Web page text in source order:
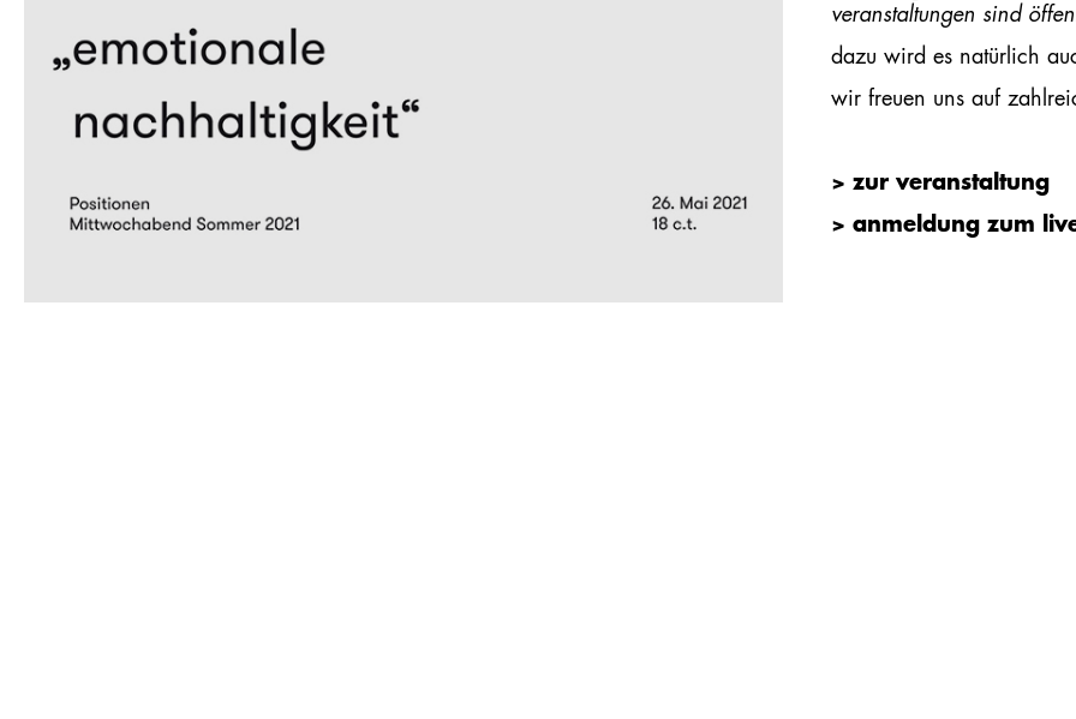
veranstaltungen sind
dazu wird es natürlich
wir freuen uns auf
> zur veranstaltung
> anmeldung zum